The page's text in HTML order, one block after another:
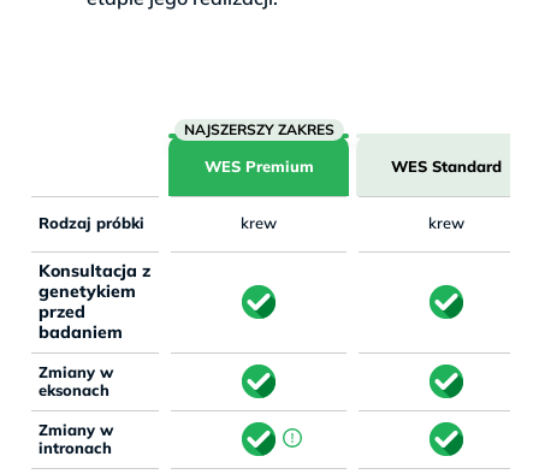
WES Premium WES Standard
Rodzaj próbki krew krew
Konsultacja z
genetykiem
przed
badaniem
Zmiany w
eksonach
Zmiany w
intronach